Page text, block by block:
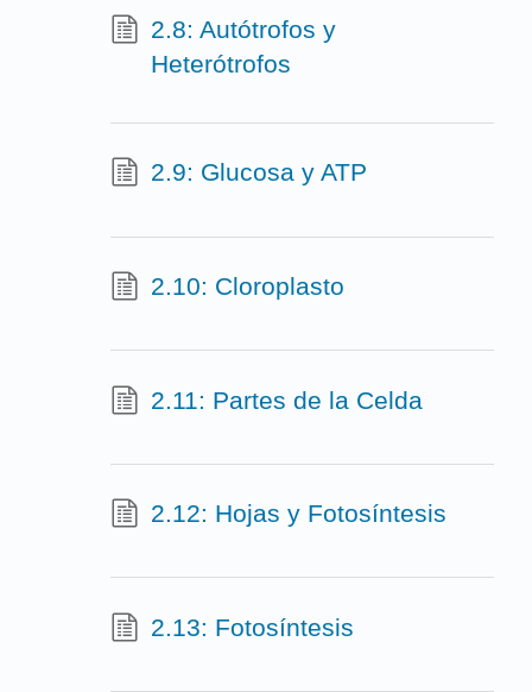
2.8: Autótrofos y
Heterótrofos
2.9: Glucosa y ATP
2.10: Cloroplasto
2.11: Partes de la Celda
2.12: Hojas y Fotosíntesis
2.13: Fotosíntesis